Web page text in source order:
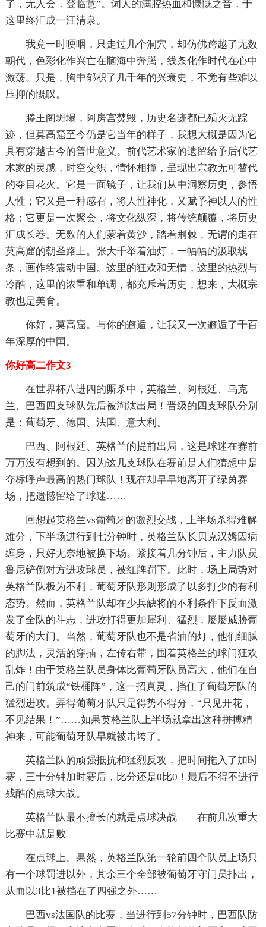
了，无人会，登临意”。词人的满腔热血和慷慨之音，于
这里终汇成一汪清泉。
我竟一时哽咽，只走过几个洞穴，却仿佛跨越了无数
朝代，色彩化作兴亡在脑海中奔腾，线条化作时代在心中
激荡。只是，胸中郁积了几千年的兴衰史，不觉有些难以
压抑的慨叹。
滕王阁坍塌，阿房宫焚毁，历史名迹都已殒灭无踪
迹，但莫高窟至今仍是它当年的样子，我想大概是因为它
具有穿越古今的普世意义。前代艺术家的遗留给予后代艺
术家的灵感，时空交织，情怀相撞，呈现出宗教无可替代
的夺目花火。它是一面镜子，让我们从中洞察历史，参悟
人性；它又是一种感召，将人性神化，又赋予神以人的性
格；它更是一次聚会，将文化纵深，将传统颠覆，将历史
汇成长卷。无数的人们蒙着黄沙，踏着荆棘，无谓的走在
莫高窟的朝圣路上。张大千举着油灯，一幅幅的汲取线
条，画作终震动中国。这里的狂欢和无情，这里的热烈与
冷酷，这里的浓重和单调，都充斥着历史，想来，大概宗
教也是美育。
你好，莫高窟。与你的邂逅，让我又一次邂逅了千百
年深厚的中国。
你好高二作文3
在世界杯八进四的厮杀中，英格兰、阿根廷、乌克
兰、巴西四支球队先后被淘汰出局！晋级的四支球队分别
是：葡萄牙、德国、法国、意大利。
巴西、阿根廷、英格兰的提前出局，这是球迷在赛前
万万没有想到的。因为这几支球队在赛前是人们猜想中是
夺标呼声最高的热门球队！现在却早早地离开了绿茵赛
场，把遗憾留给了球迷……
回想起英格兰vs葡萄牙的激烈交战，上半场杀得难解
难分，下半场进行到七分钟时，英格兰队长贝克汉姆因病
缠身，只好无奈地被换下场。紧接着几分钟后，主力队员
鲁尼铲倒对方进攻球员，被红牌罚下。此时，场上局势对
英格兰队极为不利，葡萄牙队形则形成了以多打少的有利
态势。然而，英格兰队却在少兵缺将的不利条件下反而激
发了全队的斗志，进攻打得更加犀利、猛烈，屡屡威胁葡
萄牙的大门。当然，葡萄牙队也不是省油的灯，他们细腻
的脚法，灵活的穿插，左传右带，围着英格兰的球门狂欢
乱炸！由于英格兰队员身体比葡萄牙队员高大，他们在自
己的门前筑成“铁桶阵”，这一招真灵，挡住了葡萄牙队的
猛烈进攻。弄得葡萄牙队只是得势不得分，“只见开花，
不见结果！”……如果英格兰队上半场就拿出这种拼搏精
神来，可能葡萄牙队早就被击垮了。
英格兰队的顽强抵抗和猛烈反攻，把时间拖入了加时
赛，三十分钟加时赛后，比分还是0比0！最后不得不进行
残酷的点球大战。
英格兰队最不擅长的就是点球决战――在前几次重大
比赛中就是败
在点球上。果然，英格兰队第一轮前四个队员上场只
有一个球罚进以外，其余三个全部被葡萄牙守门员扑出，
从而以3比1被挡在了四强之外……
巴西vs法国队的比赛，当进行到57分钟时，巴西队防